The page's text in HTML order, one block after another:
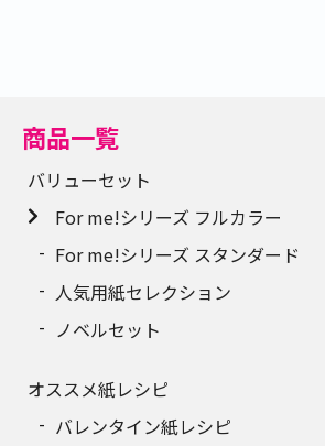
商品一覧
バリューセット
For me!シリーズ フルカラー
For me!シリーズ スタンダード
人気用紙セレクション
ノベルセット
オススメ紙レシピ
バレンタイン紙レシピ